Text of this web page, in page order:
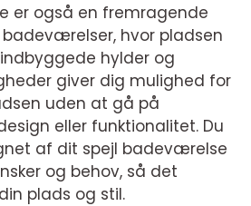
er også en fremragende
hvor pladsen
hylder og
giver dig mulighed for
uden at gå på
eller funktionalitet. Du
af dit spejl badeværelse
og behov, så det
plads og stil.